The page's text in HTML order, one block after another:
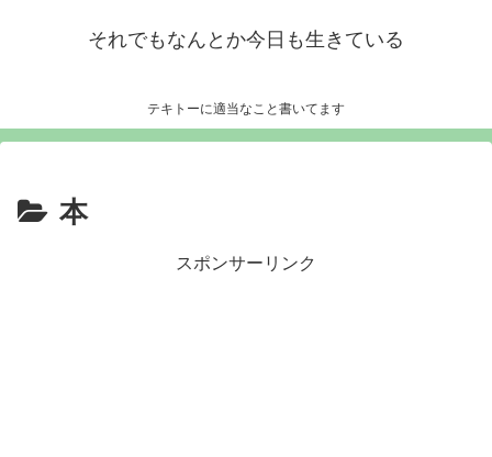
それでもなんとか今日も生きている
テキトーに適当なこと書いてます
本
スポンサーリンク